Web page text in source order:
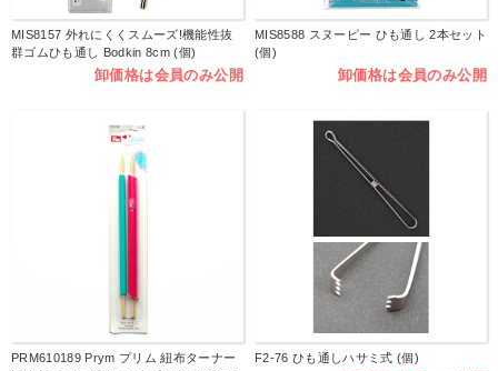
MIS8157 外れにくくスムーズ!機能性抜
群ゴムひも通し Bodkin 8cm (個)
卸価格は会員のみ公開
MIS8588 スヌーピー ひも通し 2本セット
(個)
卸価格は会員のみ公開
PRM610189 Prym プリム 紐布ターナー
F2-76 ひも通しハサミ式 (個)